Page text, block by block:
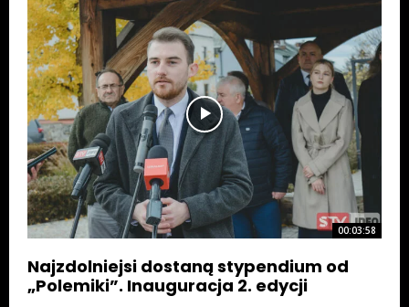
00:03:58
Najzdolniejsi dostaną stypendium od
„Polemiki”. Inauguracja 2. edycji